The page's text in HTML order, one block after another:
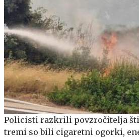
Policisti razkrili povzročitelja
tremi so bili cigaretni ogorki,